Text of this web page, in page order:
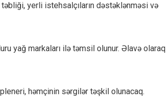
yerli istehsalçıların dəstəklənməsi və
yağ markaları ilə təmsil olunur. Əlavə olaraq
həmçinin sərgilər təşkil olunacaq.